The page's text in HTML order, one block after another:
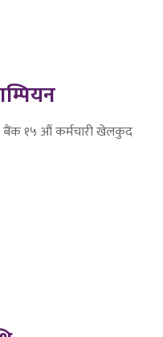
बैंक १५ औं कर्मचारी खेलकुद